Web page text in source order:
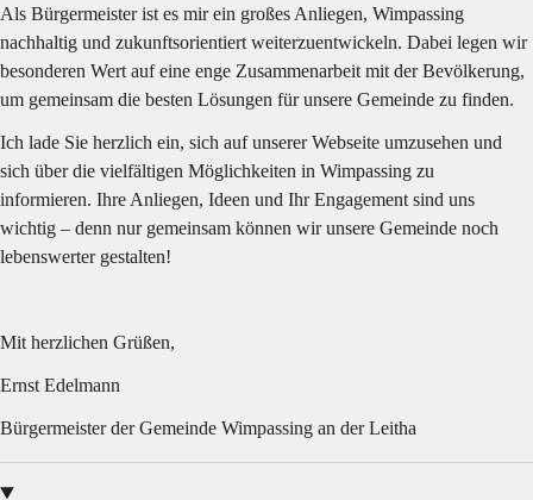
Als Bürgermeister ist es mir ein großes Anliegen, Wimpassing
nachhaltig und zukunftsorientiert weiterzuentwickeln. Dabei legen wir
besonderen Wert auf eine enge Zusammenarbeit mit der Bevölkerung,
um gemeinsam die besten Lösungen für unsere Gemeinde zu finden.
Ich lade Sie herzlich ein, sich auf unserer Webseite umzusehen und
sich über die vielfältigen Möglichkeiten in Wimpassing zu
informieren. Ihre Anliegen, Ideen und Ihr Engagement sind uns
wichtig – denn nur gemeinsam können wir unsere Gemeinde noch
lebenswerter gestalten!
Mit herzlichen Grüßen,
Ernst Edelmann
Bürgermeister der Gemeinde Wimpassing an der Leitha